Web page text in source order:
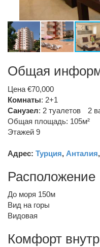
Общая
Цена €70,000
Комнаты: 2+1
Санузел: 2 туалетов
2
Общая площадь: 105м²
Этажей 9
Адрес: Турция, Анталия,
Расположение
До моря 150м
Вид на горы
Видовая
Комфорт